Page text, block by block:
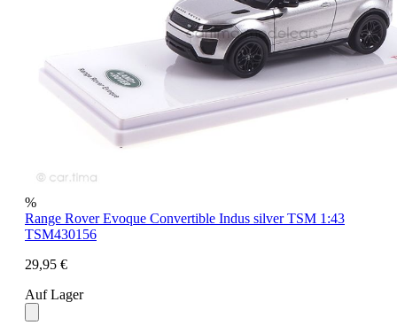
%
Range Rover Evoque Convertible Indus silver TSM 1:43
TSM430156
29,95 €
Auf Lager